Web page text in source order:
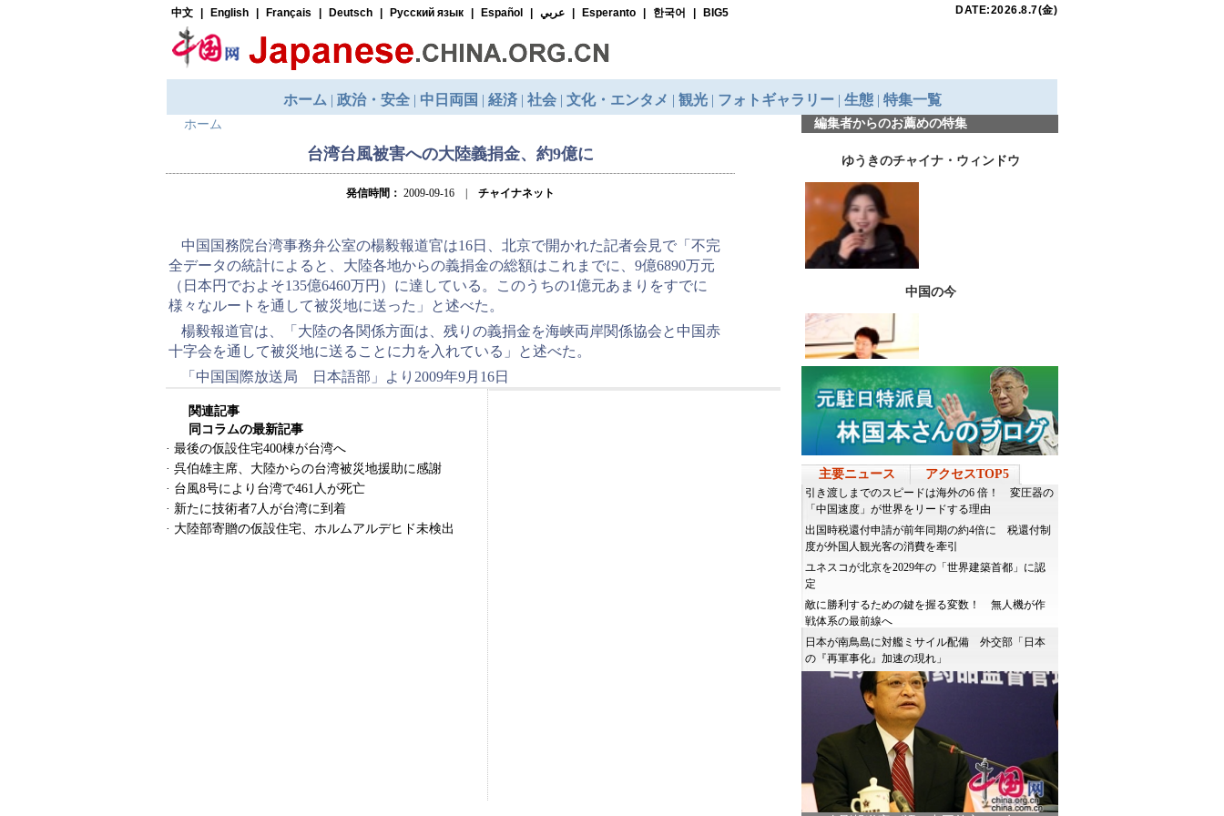
ホーム
台湾台風被害への大陸義捐金、約9億に
発信時間： 2009-09-16 | チャイナネット
中国国務院台湾事務弁公室の楊毅報道官は16日、北京で開かれた記者会見で「不完
全データの統計によると、大陸各地からの義捐金の総額はこれまでに、9億6890万元
（日本円でおよそ135億6460万円）に達している。このうちの1億元あまりをすでに
様々なルートを通して被災地に送った」と述べた。
楊毅報道官は、「大陸の各関係方面は、残りの義捐金を海峡両岸関係協会と中国赤
十字会を通して被災地に送ることに力を入れている」と述べた。
「中国国際放送局 日本語部」より2009年9月16日
関連記事
同コラムの最新記事
· 最後の仮設住宅400棟が台湾へ
· 呉伯雄主席、大陸からの台湾被災地援助に感謝
· 台風8号により台湾で461人が死亡
· 新たに技術者7人が台湾に到着
· 大陸部寄贈の仮設住宅、ホルムアルデヒド未検出